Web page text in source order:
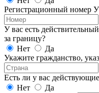
Регистрационный
У вас есть
за границу?
Нет
Да
Укажите гражданство,
Есть ли у вас
Нет
Да